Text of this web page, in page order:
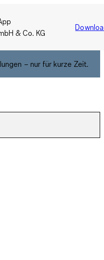
& Co. KG
– nur für kurze Zeit.